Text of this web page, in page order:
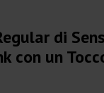
di
con un